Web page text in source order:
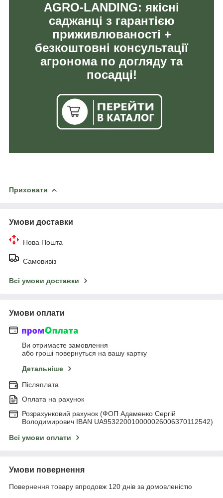
AGRO-LANDING: якісні
саджанці з гарантією
приживлюваності +
безкоштовні консультації
агронома по догляду та
посадці!
Приховати
Умови доставки
Нова Пошта
Самовивіз
Всі умови доставки
Умови оплати
Ви отримаєте замовлення
або гроші повернуться на вашу картку
Детальніше
Післяплата
Оплата на рахунок
Розрахунковий рахунок (ФОП Адаменко Сергій
Володимирович IBAN UA953220010000026006370112542)
Всі умови оплати
Умови повернення
Повернення товару впродовж 120 днів за домовленістю